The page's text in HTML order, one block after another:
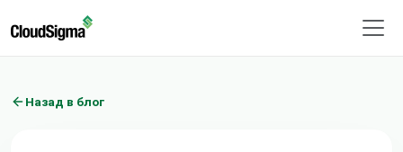
Назад в блог